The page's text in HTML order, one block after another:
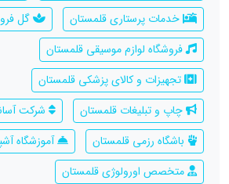
خدمات پرستاری قلمستان
گل
فروشگاه لوازم موسیقی قلمستان
تجهیزات و کالای پزشکی قلمستان
چاپ و تبلیغات قلمستان
شرکت
باشگاه رزمی قلمستان
آموزشگاه
متخصص اورولوژی قلمستان